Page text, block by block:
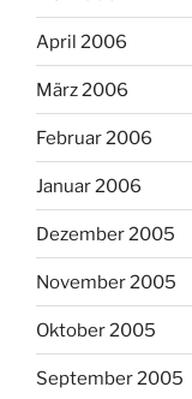
April 2006
März 2006
Februar 2006
Januar 2006
Dezember 2005
November 2005
Oktober 2005
September 2005